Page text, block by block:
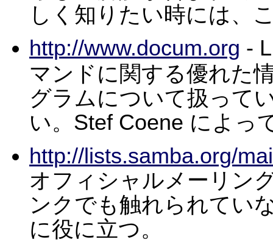
しく知りたい時には、
http://www.docum.org -
マンドに関する優れた
グラムについて扱って
い。Stef Coene によっ
http://lists.samba.org/
オフィシャルメーリン
ンクでも触れられてい
に役に立つ。